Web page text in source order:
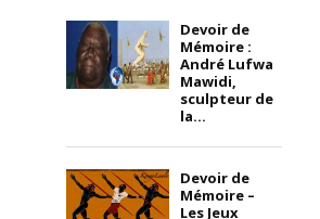
Devoir de
Mémoire :
André Lufwa
Mawidi,
sculpteur de
la...
Devoir de
Mémoire –
Les Jeux